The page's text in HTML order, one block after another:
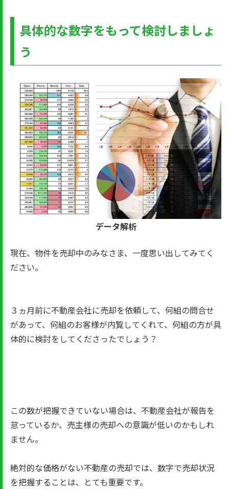
具体的な数字をもって検討しましょ
う
データ解析
現在、物件を売却中のみなさま、一度思い出してみてく
ださい。
３ヵ月前に不動産会社に売却を依頼して、何組の問合せ
があって、何組のお客様が内覧してくれて、何組の方が具
体的に検討をしてくださったでしょう？
この数が把握できていない場合は、不動産会社が報告を
怠っているか、売主様の売却への意識が低いのかもしれ
ません。
絶対的な価格がない不動産の売却では、数字で売却状況
を把握することは、とても重要です。